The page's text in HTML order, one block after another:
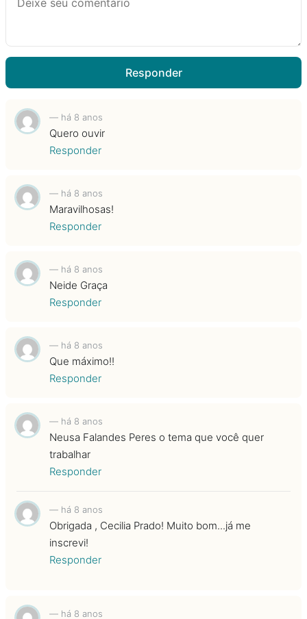
Responder
— há 8 anos
Quero ouvir
Responder
— há 8 anos
Maravilhosas!
Responder
— há 8 anos
Neide Graça
Responder
— há 8 anos
Que máximo!!
Responder
— há 8 anos
Neusa Falandes Peres o tema que você quer
trabalhar
Responder
— há 8 anos
Obrigada , Cecilia Prado! Muito bom...já me
inscrevi!
Responder
— há 8 anos